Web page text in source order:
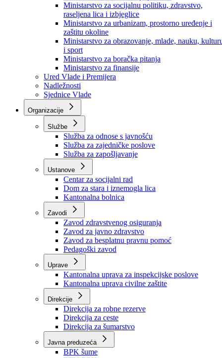
Ministarstvo za privredu
Ministarstvo za pravosuđe, upravu i radne odnose
Ministarstvo za unutrašnje poslove
Ministarstvo za socijalnu politiku, zdravstvo,
raseljena lica i izbjeglice
Ministarstvo za urbanizam, prostorno uređenje i
zaštitu okoline
Ministarstvo za obrazovanje, mlade, nauku,
i sport
Ministarstvo za boračka pitanja
Ministarstvo za finansije
Ured Vlade i Premijera
Nadležnosti
Sjednice Vlade
Organizacije
Službe
Služba za odnose s javnošću
Služba za zajedničke poslove
Služba za zapošljavanje
Ustanove
Centar za socijalni rad
Dom za stara i iznemogla lica
Kantonalna bolnica
Zavodi
Zavod zdravstvenog osiguranja
Zavod za javno zdravstvo
Zavod za besplatnu pravnu pomoć
Pedagoški zavod
Kantonalna uprava za inspekcijske poslove
Kantonalna uprava civilne zaštite
Direkcije
Direkcija za robne rezerve
Direkcija za ceste
Direkcija za šumarstvo